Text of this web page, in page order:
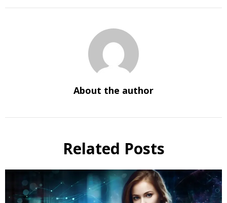
About the author
Related Posts